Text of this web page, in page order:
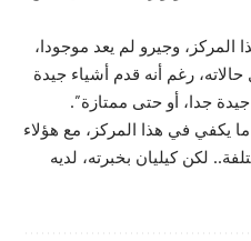
وجيرو لم يعد موجودا،
رغم أنه قدم أشياء جيدة
جدا، أو حتى ممتازة”.
يكفي في هذا المركز، مع هؤلاء
لكن كيليان بخبرته، لديه